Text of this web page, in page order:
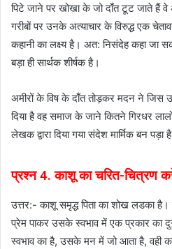
पिटे जाने पर खोखा के जो दाँत टूट जाते हैं वे
गरीबों पर उनके अत्याचार के विरुद्ध एक
कहानी का लक्ष्य है। अत: निसंदेह कहा जा
बड़ा ही सार्थक शीर्षक है।
अमीरों के विष के दाँत तोड़कर मदन ने
दिया है वह समाज के जाने कितने गिरधर
लेखक द्वारा दिया गया संदेश मार्मिक बन पड़ा
प्रश्न 4. काशू का चरित-चित्रण
उत्तर:- काशू समृद्ध पिता का शोख लडका है।
प्रेम पाकर उसके स्वभाव में एक प्रकार का
स्वभाव का है, उसके मन में जो आता है, वही